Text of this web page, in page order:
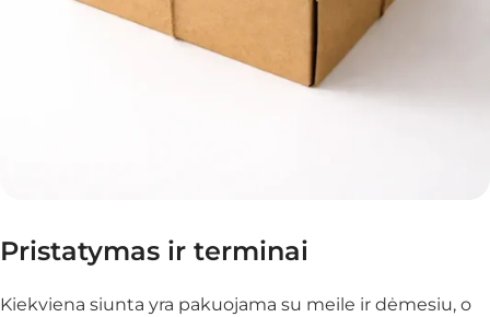
Pristatymas ir terminai
Kiekviena siunta yra pakuojama su meile ir dėmesiu, o